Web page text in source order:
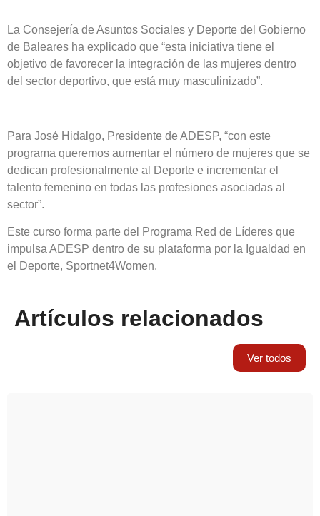
La Consejería de Asuntos Sociales y Deporte del Gobierno
de Baleares ha explicado que “esta iniciativa tiene el
objetivo de favorecer la integración de las mujeres dentro
del sector deportivo, que está muy masculinizado”.
Para José Hidalgo, Presidente de ADESP, “con este
programa queremos aumentar el número de mujeres que se
dedican profesionalmente al Deporte e incrementar el
talento femenino en todas las profesiones asociadas al
sector”.
Este curso forma parte del Programa Red de Líderes que
impulsa ADESP dentro de su plataforma por la Igualdad en
el Deporte, Sportnet4Women.
Artículos relacionados
Ver todos